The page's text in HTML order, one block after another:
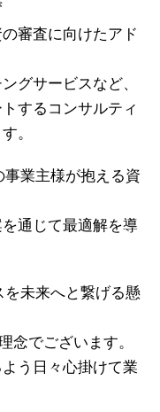
審査に向けたアド
グサービスなど、
するコンサルティ
。
業主様が抱える資
通じて最適解を導
を未来へと繋げる懸
念でございます。
う日々心掛けて業